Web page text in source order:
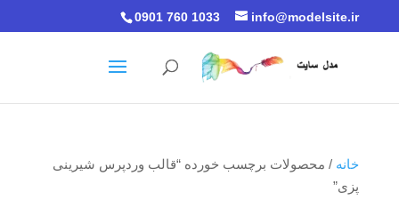
0901 760 1033 info@modelsite.ir
خانه / محصولات برچسب خورده “قالب وردپرس شیرینی
پزی”